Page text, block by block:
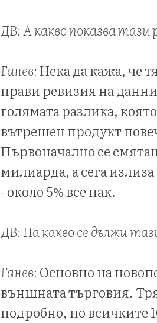
ДВ: А какво показва тази
Ганев:Нека да кажа, че
прави ревизия на
голямата разлика,
вътрешен продукт
Първоначално се
милиарда, а сега
- около 5% все пак.
ДВ: На какво се дължи
Ганев:Основно на
външната търговия.
подробно, по всичките